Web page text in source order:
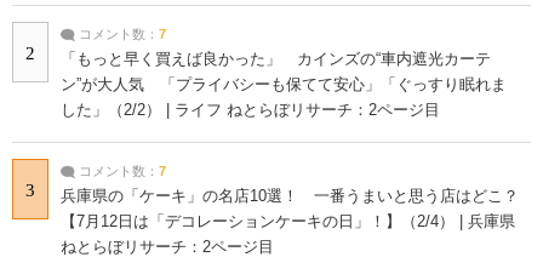
2
コメント数： 7
「もっと早く買えば良かった」 カインズの“車内遮光カーテ
ン”が大人気 「プライバシーも保てて安心」「ぐっすり眠れま
した」（2/2） | ライフ ねとらぼリサーチ：2ページ目
3
コメント数： 7
兵庫県の「ケーキ」の名店10選！ 一番うまいと思う店はどこ？
【7月12日は「デコレーションケーキの日」！】（2/4） | 兵庫県
ねとらぼリサーチ：2ページ目